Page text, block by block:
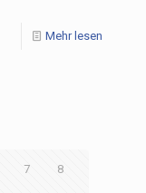
Mehr lesen
7 8